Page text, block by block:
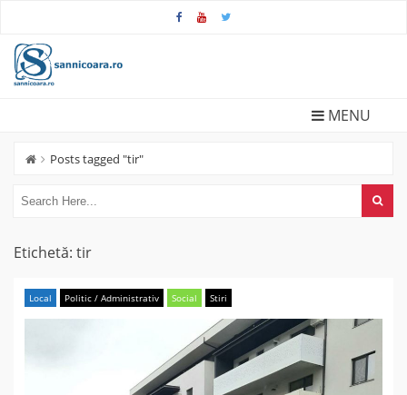
MENU
Posts tagged "tir"
Etichetă: tir
Local Politic / Administrativ Social Stiri